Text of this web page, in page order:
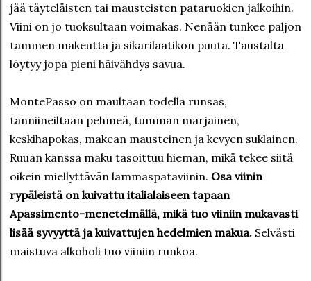
jää täyteläisten tai mausteisten pataruokien jalkoihin.
Viini on jo tuoksultaan voimakas. Nenään tunkee paljon
tammen makeutta ja sikarilaatikon puuta. Taustalta
löytyy jopa pieni häivähdys savua.
MontePasso on maultaan todella runsas,
tanniineiltaan pehmeä, tumman marjainen,
keskihapokas, makean mausteinen ja kevyen suklainen.
Ruuan kanssa maku tasoittuu hieman, mikä tekee siitä
oikein miellyttävän lammaspataviinin. Osa viinin
rypäleistä on kuivattu italialaiseen tapaan
Apassimento-menetelmällä, mikä tuo viiniin mukavasti
lisää syvyyttä ja kuivattujen hedelmien makua. Selvästi
maistuva alkoholi tuo viiniin runkoa.